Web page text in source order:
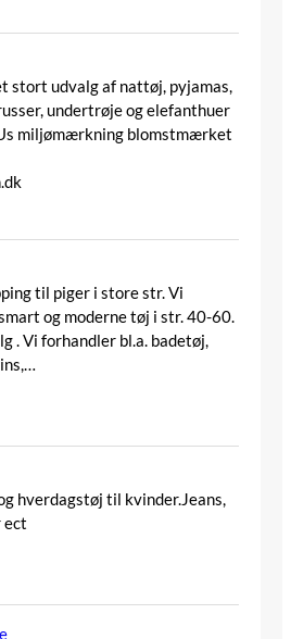
stort udvalg af nattøj, pyjamas,
undertrøje og elefanthuer
miljømærkning blomstmærket
til piger i store str. Vi
og moderne tøj i str. 40-60.
. Vi forhandler bl.a. badetøj,
hverdagstøj til kvinder.Jeans,
ect